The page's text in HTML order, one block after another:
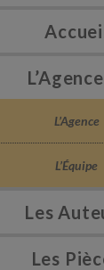
L’Agence
L’Agence
L’Équipe
Les
Les